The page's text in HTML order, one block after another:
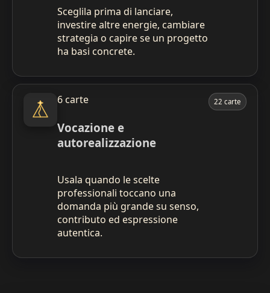
Sceglila prima di lanciare,
investire altre energie, cambiare
strategia o capire se un progetto
ha basi concrete.
6 carte
Vocazione e
autorealizzazione
Usala quando le scelte
professionali toccano una
domanda più grande su senso,
contributo ed espressione
autentica.
22 carte